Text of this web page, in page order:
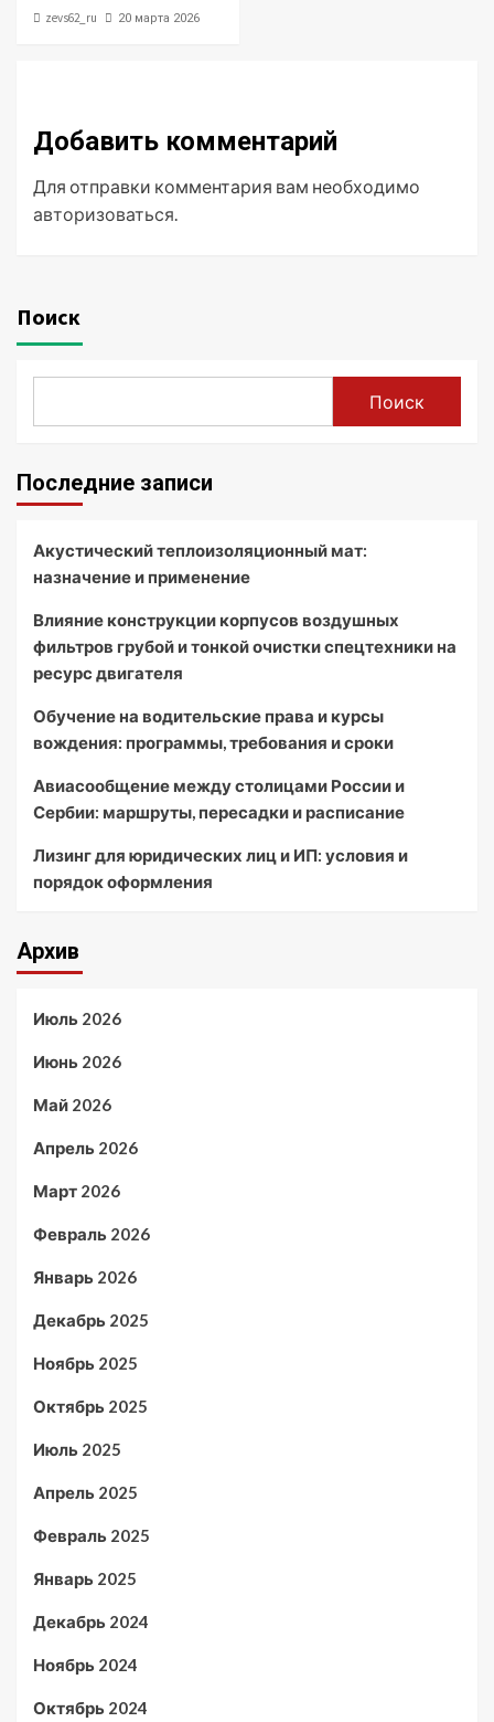
zevs62_ru 20 марта 2026
Добавить комментарий
Для отправки комментария вам необходимо
авторизоваться.
Поиск
Поиск
Последние записи
Акустический теплоизоляционный мат:
назначение и применение
Влияние конструкции корпусов воздушных
фильтров грубой и тонкой очистки спецтехники на
ресурс двигателя
Обучение на водительские права и курсы
вождения: программы, требования и сроки
Авиасообщение между столицами России и
Сербии: маршруты, пересадки и расписание
Лизинг для юридических лиц и ИП: условия и
порядок оформления
Архив
Июль 2026
Июнь 2026
Май 2026
Апрель 2026
Март 2026
Февраль 2026
Январь 2026
Декабрь 2025
Ноябрь 2025
Октябрь 2025
Июль 2025
Апрель 2025
Февраль 2025
Январь 2025
Декабрь 2024
Ноябрь 2024
Октябрь 2024